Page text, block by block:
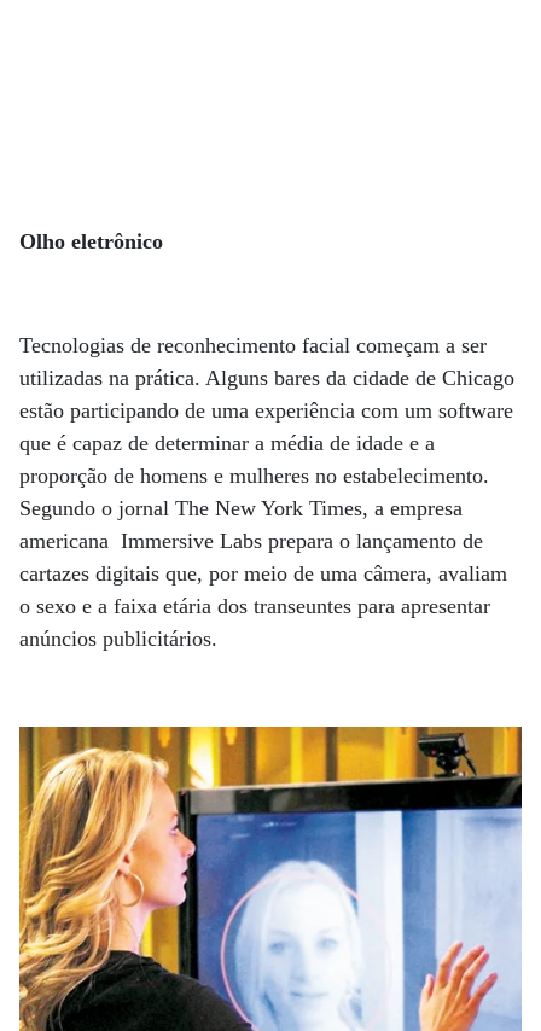
Olho eletrônico
Tecnologias de reconhecimento facial começam a ser
utilizadas na prática. Alguns bares da cidade de Chicago
estão participando de uma experiência com um software
que é capaz de determinar a média de idade e a
proporção de homens e mulheres no estabelecimento.
Segundo o jornal The New York Times, a empresa
americana Immersive Labs prepara o lançamento de
cartazes digitais que, por meio de uma câmera, avaliam
o sexo e a faixa etária dos transeuntes para apresentar
anúncios publicitários.